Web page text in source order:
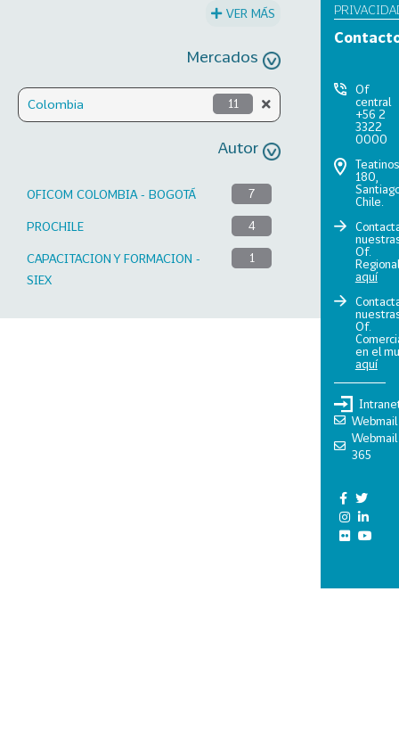
VER MÁS
Mercados
Colombia 11
Autor
OFICOM COLOMBIA - BOGOTÁ 7
PROCHILE 4
CAPACITACION Y FORMACION -
SIEX
1
Of
central
+56 2
3322
0000
Teatinos
180,
Chile.
Of.
aquí
Of.
en el
aquí
Webmail
Webmail
365